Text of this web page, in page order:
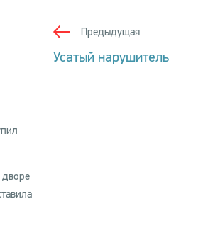
Предыдущая
Усатый нарушитель